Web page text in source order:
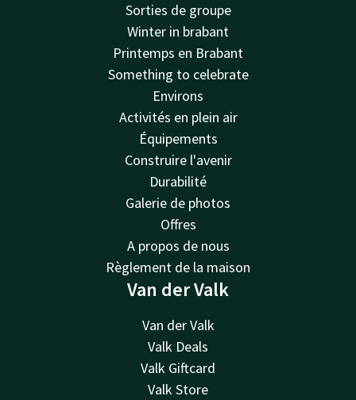
Sorties de groupe
Winter in brabant
Printemps en Brabant
Something to celebrate
Environs
Activités en plein air
Équipements
Construire l'avenir
Durabilité
Galerie de photos
Offres
A propos de nous
Règlement de la maison
Van der Valk
Van der Valk
Valk Deals
Valk Giftcard
Valk Store